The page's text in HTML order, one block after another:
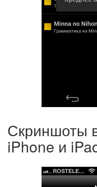
Скриншоты
iPhone и